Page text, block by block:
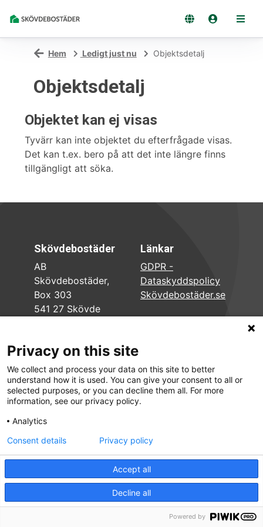
Hem Ledigt just nu Objektsdetalj
Objektsdetalj
Objektet kan ej visas
Tyvärr kan inte objektet du efterfrågade visas.
Det kan t.ex. bero på att det inte längre finns
tillgängligt att söka.
Skövdebostäder
AB
Skövdebostäder,
Box 303
541 27 Skövde
Länkar
GDPR -
Dataskyddspolicy
Skövdebostäder.se
Privacy on this site
We collect and process your data on this site to better
understand how it is used. You can give your consent to all or
selected purposes, or you can decline them all. For more
information, see our privacy policy.
Analytics
Accept all
Decline all
Consent details Privacy policy
Powered by